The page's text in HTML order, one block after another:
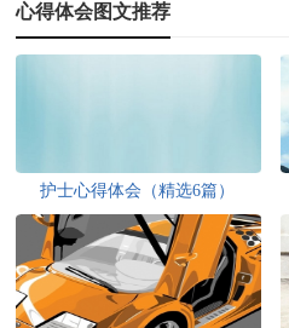
心得体会图文推荐
护士心得体会（精选6篇）